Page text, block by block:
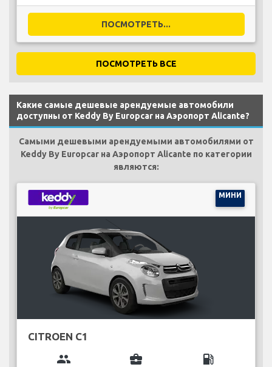
ПОСМОТРЕТЬ...
ПОСМОТРЕТЬ ВСЕ
Какие самые дешевые арендуемые автомобили
доступны от Keddy By Europcar на Аэропорт Alicante?
Самыми дешевыми арендуемыми автомобилями от
Keddy By Europcar на Аэропорт Alicante по категории
являются:
МИНИ
CITROEN C1
group business_center local_gas_station